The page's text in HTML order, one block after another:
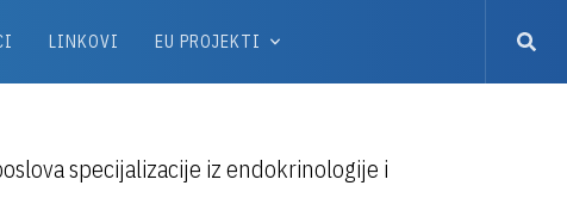
LINKOVI EU PROJEKTI
specijalizacije iz endokrinologije i